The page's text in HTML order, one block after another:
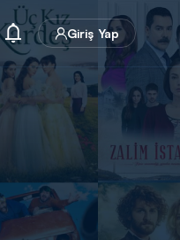
Giriş Yap